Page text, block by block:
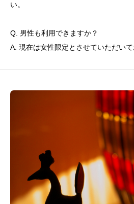
い。
Q. 男性も利用できますか？
A. 現在は女性限定とさせていただいて